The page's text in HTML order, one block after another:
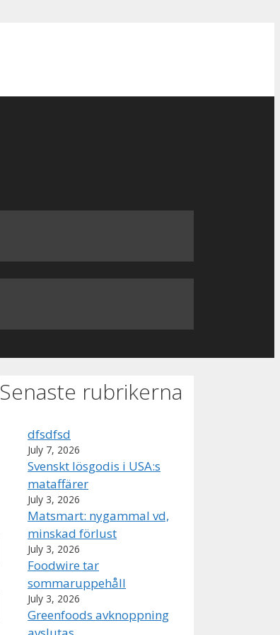
Senaste rubrikerna
dfsdfsd
July 7, 2026
Svenskt lösgodis i USA:s
mataffärer
July 3, 2026
Matsmart: nygammal vd,
minskad förlust
July 3, 2026
Foodwire tar
sommaruppehåll
July 3, 2026
Greenfoods avknoppning